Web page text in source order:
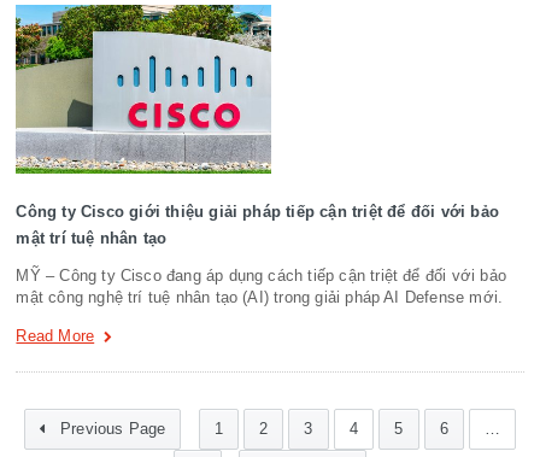
Công ty Cisco giới thiệu giải pháp tiếp cận triệt để đối với bảo
mật trí tuệ nhân tạo
MỸ – Công ty Cisco đang áp dụng cách tiếp cận triệt để đối với bảo
mật công nghệ trí tuệ nhân tạo (AI) trong giải pháp AI Defense mới.
Read More
Previous Page 1 2 3 4 5 6 …